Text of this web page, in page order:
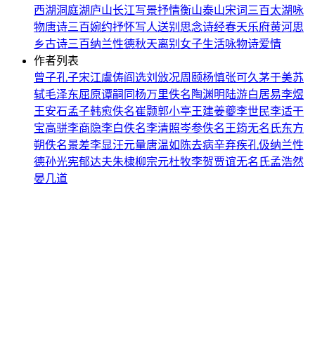
西湖洞庭湖庐山长江写景抒情衡山泰山宋词三百太湖 咏
物唐诗三百婉约抒怀写人送别 思念诗经春天乐府黄河思
乡古诗三百纳兰性德秋天离别 女子生活咏物诗爱情
作者列表
曾子孔子宋江虞俦阎选刘攽况周颐杨慎张可久茅于美苏
轼毛泽东屈原谭嗣同杨万里佚名 陶渊明 陆游白居易李煜
王安石孟子韩愈佚名崔颢郭小亭王建姜夔李世民李适干
宝高骈李商隐李白佚名李清照岑参佚名 王筠无名氏东方
朔佚名景差李显汪元量唐温如 陈去病辛弃疾孔伋纳兰性
德孙光宪郁达夫朱棣柳宗元杜牧李贺贾谊无名氏孟浩然
晏几道